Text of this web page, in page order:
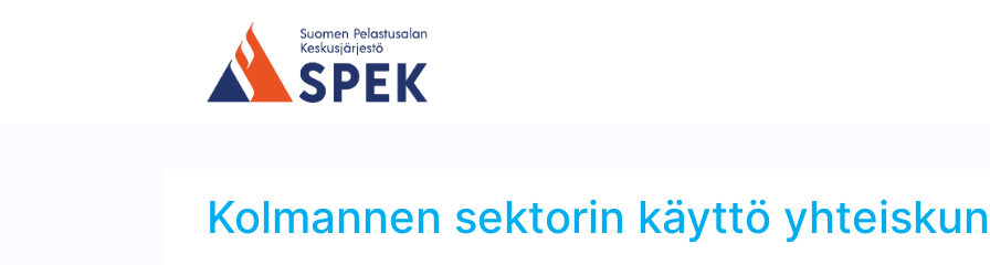
Kolmannen sektorin käyttö